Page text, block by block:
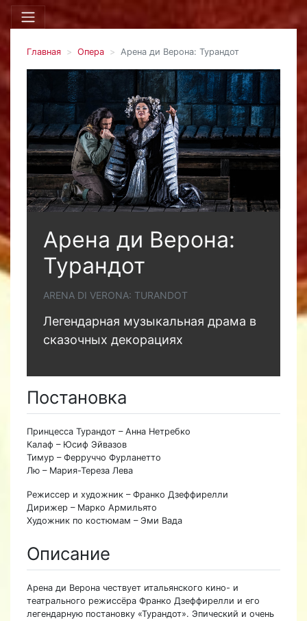
Главная Опера Арена ди Верона: Турандот
Арена ди Верона:
Турандот
ARENA DI VERONA: TURANDOT
Легендарная музыкальная драма в
сказочных декорациях
Постановка
Принцесса Турандот – Анна Нетребко
Калаф – Юсиф Эйвазов
Тимур – Ферруччо Фурланетто
Лю – Мария-Тереза Лева
Режиссер и художник – Франко Дзеффирелли
Дирижер – Марко Армильято
Художник по костюмам – Эми Вада
Описание
Арена ди Верона чествует итальянского кино- и
театрального режиссёра Франко Дзеффирелли и его
легендарную постановку «Турандот». Эпический и очень